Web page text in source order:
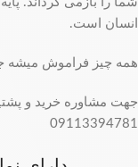
انسان است.
همه چیز فراموش میشه
جهت مشاوره خرید و
09113394781